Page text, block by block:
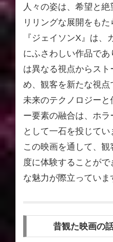
人々の姿は、希望と
リリングな展開をもた
『ジェイソンX』は、
にふさわしい作品であ
は異なる視点からス
め、観客を新たな視点
未来のテクノロジーと
ー要素の融合は、ホ
として一石を投じてい
この映画を通して、
度に体験することが
な魅力が際立っていま
昔観た映画の